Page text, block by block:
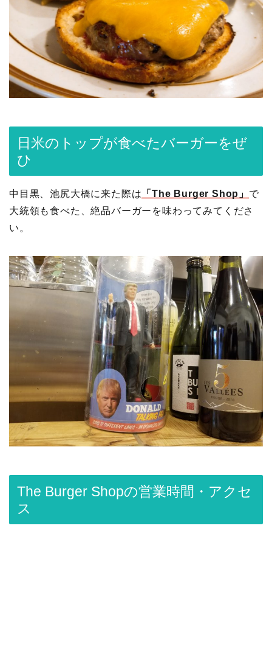
日米のトップが食べたバーガーをぜ
ひ
中目黒、池尻大橋に来た際は 「The Burger Shop」 で
大統領も食べた、絶品バーガーを味わってみてくださ
い。
The Burger Shopの営業時間・アクセ
ス